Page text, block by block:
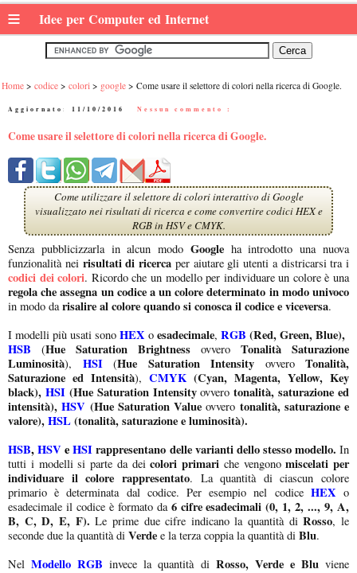
≡ Idee per Computer ed Internet
Home codice colori google Come usare il selettore di colori nella ricerca di Google.
Aggiornato: 11/10/2016 Nessun commento :
Come usare il selettore di colori nella ricerca di Google.
Come utilizzare il selettore di colori interattivo di Google
visualizzato nei risultati di ricerca e come convertire codici HEX e
RGB in HSV e CMYK.
Senza pubblicizzarla in alcun modo Googleha introdotto una nuova
funzionalità neirisultati di ricerca per aiutare gli utenti a districarsi tra i
codici dei colori. Ricordo che un modello per individuare un colore è una
regola che assegna un codice a un colore determinato in modo univoco
in modo darisalire al colore quando si conosca il codice e viceversa.
I modelli più usati sono HEX o esadecimale, RGB (Red, Green, Blue),
HSB (Hue Saturation Brightness ovvero Tonalità Saturazione
Luminosità), HSI (Hue Saturation Intensity ovvero Tonalità,
Saturazione ed Intensità), CMYK (Cyan, Magenta, Yellow, Key
black), HSI(Hue Saturation Intensityovverotonalità, saturazione ed
intensità),HSV (Hue Saturation Valueovvero tonalità, saturazione e
valore),HSL(tonalità, saturazione e luminosità).
HSB,HSV eHSIrappresentano delle varianti dello stesso modello. In
tutti i modelli si parte da deicolori primari che vengonomiscelati per
individuare il colore rappresentato. La quantità di ciascun colore
primario è determinata dal codice. Per esempio nel codice HEX o
esadecimale il codice è formato da 6 cifre esadecimali (0, 1, 2, ..., 9, A,
B, C, D, E, F).Le prime due cifre indicano la quantità diRosso, le
seconde due la quantità di Verde e la terza coppia la quantità di Blu.
NelModello RGB invece la quantità diRosso, Verde e Bluviene